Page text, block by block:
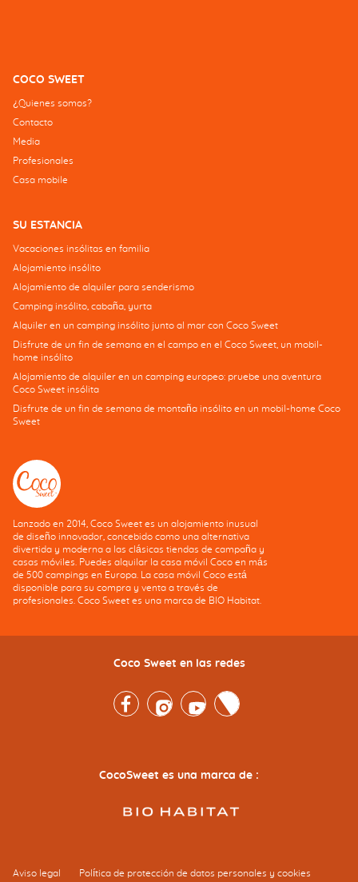
COCO SWEET
¿Quienes somos?
Contacto
Media
Profesionales
Casa mobile
SU ESTANCIA
Vacaciones insólitas en familia
Alojamiento insólito
Alojamiento de alquiler para senderismo
Camping insólito, cabaña, yurta
Alquiler en un camping insólito junto al mar con Coco Sweet
Disfrute de un fin de semana en el campo en el Coco Sweet, un mobil-
home insólito
Alojamiento de alquiler en un camping europeo: pruebe una aventura
Coco Sweet insólita
Disfrute de un fin de semana de montaña insólito en un mobil-home Coco
Sweet
Lanzado en 2014, Coco Sweet es un alojamiento inusual
de diseño innovador, concebido como una alternativa
divertida y moderna a las clásicas tiendas de campaña y
casas móviles. Puedes alquilar la casa móvil Coco en más
de 500 campings en Europa. La casa móvil Coco está
disponible para su compra y venta a través de
profesionales. Coco Sweet es una marca de BIO Habitat.
Coco Sweet en las redes
FacebookInstagramYoutubeTwitter
CocoSweet es una marca de :
Aviso legal
Política de protección de datos personales y cookies